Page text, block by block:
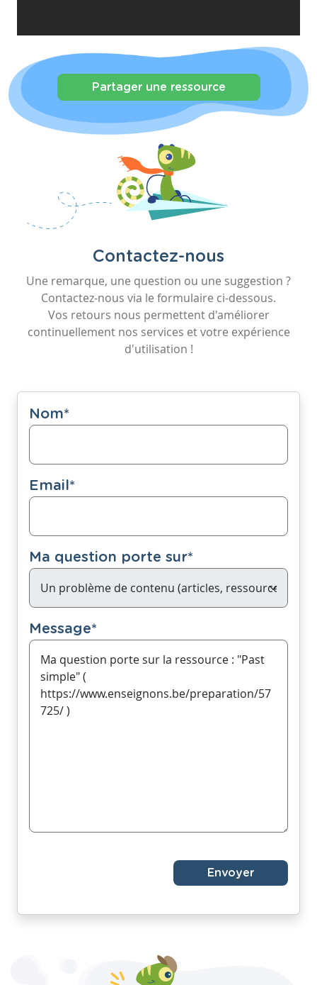
Partager une ressource
Contactez-nous
Une remarque, une question ou une suggestion ?
Contactez-nous via le formulaire ci-dessous.
Vos retours nous permettent d'améliorer
continuellement nos services et votre expérience
d'utilisation !
Nom*
Email*
Ma question porte sur*
Message*
Envoyer